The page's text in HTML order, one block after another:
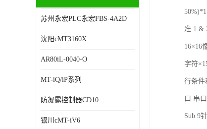
苏州永宏PLC永宏FBS-4A2D
沈阳cMT3160X
AR80iL-0040-O
MT-iQ/iP系列
防凝露控制器CD10
银川cMT-iV6
准 1 &
16×16
字符
行条件
口 串
Sub 9